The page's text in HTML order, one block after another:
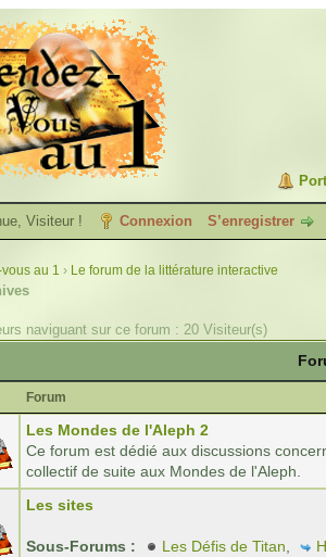
Visiteur ! Connexion S’enregistrer
au 1 › Le forum de la littérature interactive
naviguant sur ce forum : 20 Visiteur(s)
Forum
Les Mondes de l'Aleph 2
Ce forum est dédié aux discussions
collectif de suite aux Mondes de l'Aleph.
Les sites
Sous-Forums : Les Défis de Titan